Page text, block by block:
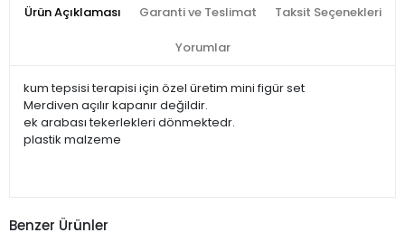
Ürün Açıklaması Garanti ve Teslimat Taksit Seçenekleri
Yorumlar
kum tepsisi terapisi için özel üretim mini figür set
Merdiven açılır kapanır değildir.
ek arabası tekerlekleri dönmektedr.
plastik malzeme
Benzer Ürünler